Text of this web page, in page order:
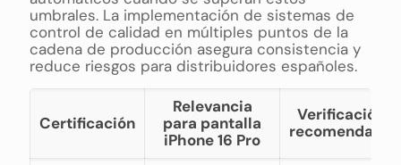
umbrales. La implementación de sistemas de
control de calidad en múltiples puntos de la
cadena de producción asegura consistencia y
reduce riesgos para distribuidores españoles.
Certificación
Relevancia
para pantalla
iPhone 16 Pro
Verificación
recomendada